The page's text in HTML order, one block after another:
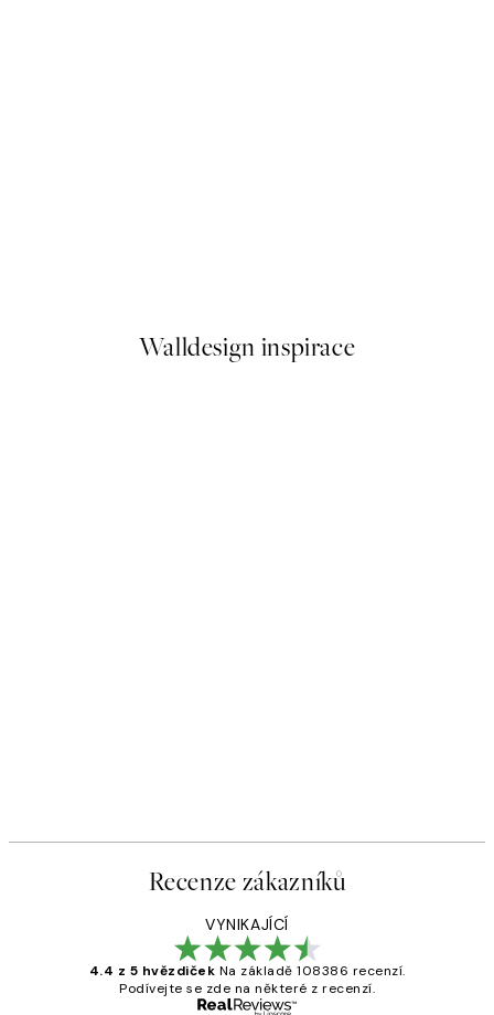
Walldesign inspirace
Recenze zákazníků
VYNIKAJÍCÍ
4.4 z 5 hvězdiček Na základě 108386 recenzí.
Podívejte se zde na některé z recenzí.